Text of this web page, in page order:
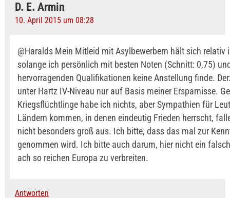
D. E. Armin
10. April 2015 um 08:28
@Haralds Mein Mitleid mit Asylbewerbern hält sich relativ
solange ich persönlich mit besten Noten (Schnitt: 0,75)
hervorragenden Qualifikationen keine Anstellung finde.
unter Hartz IV-Niveau nur auf Basis meiner Ersparnisse.
Kriegsflüchtlinge habe ich nichts, aber Sympathien für
Ländern kommen, in denen eindeutig Frieden herrscht,
nicht besonders groß aus. Ich bitte, dass das mal zur
genommen wird. Ich bitte auch darum, hier nicht ein
ach so reichen Europa zu verbreiten.
Antworten